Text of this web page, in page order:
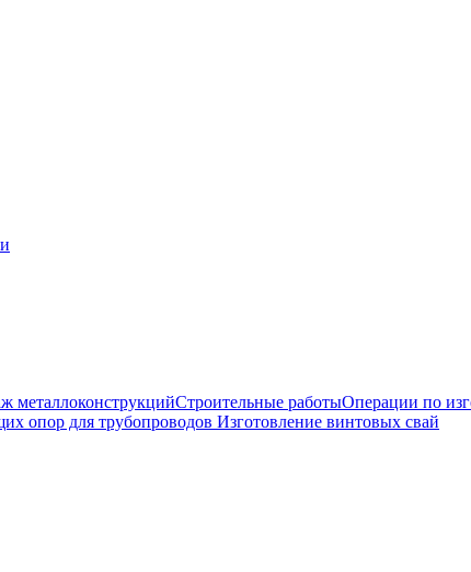
металлоконструкцийСтроительные работыОперации по
опор для трубопроводов Изготовление винтовых свай